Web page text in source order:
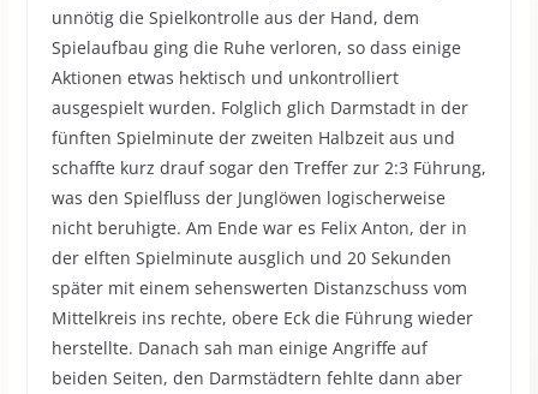
unnötig die Spielkontrolle aus der Hand, dem
Spielaufbau ging die Ruhe verloren, so dass einige
Aktionen etwas hektisch und unkontrolliert
ausgespielt wurden. Folglich glich Darmstadt in der
fünften Spielminute der zweiten Halbzeit aus und
schaffte kurz drauf sogar den Treffer zur 2:3 Führung,
was den Spielfluss der Junglöwen logischerweise
nicht beruhigte. Am Ende war es Felix Anton, der in
der elften Spielminute ausglich und 20 Sekunden
später mit einem sehenswerten Distanzschuss vom
Mittelkreis ins rechte, obere Eck die Führung wieder
herstellte. Danach sah man einige Angriffe auf
beiden Seiten, den Darmstädtern fehlte dann aber